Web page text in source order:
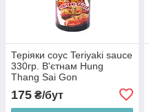
Теріяки соус Teriyaki sauce
330гр. В'єтнам Hung
Thang Sai Gon
175 ₴/бут